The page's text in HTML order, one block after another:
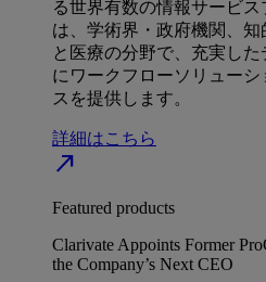
る世界有数の情報サービ
は、学術界・政府機関、
と医療の分野で、充実し
にワークフローソリュー
スを提供します。
詳細はこちら
north_east
Featured products
Clarivate Appoints Former
the Company’s Next CEO